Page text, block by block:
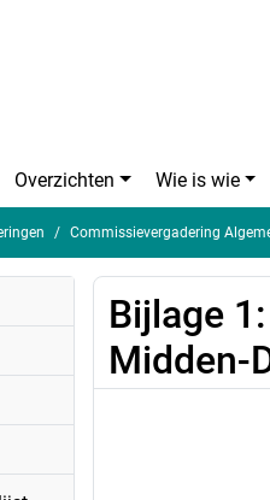
Overzichten Wie is wie
Commissievergadering
Bijlage
Midden-